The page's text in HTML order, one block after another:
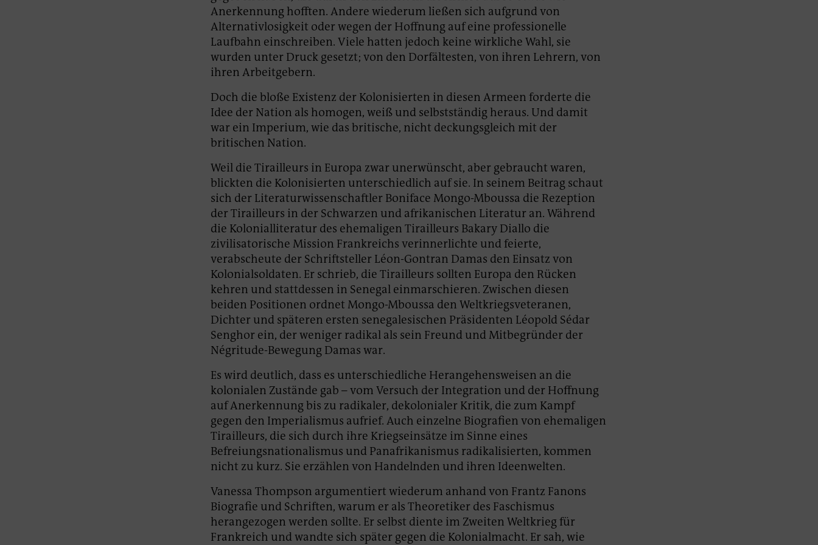
Anerkennung hofften. Andere wiederum ließen sich aufgrund von
Alternativlosigkeit oder wegen der Hoffnung auf eine professionelle
Laufbahn einschreiben. Viele hatten jedoch keine wirkliche Wahl, sie
wurden unter Druck gesetzt; von den Dorfältesten, von ihren Lehrern, von
ihren Arbeitgebern.
Doch die bloße Existenz der Kolonisierten in diesen Armeen forderte die
Idee der Nation als homogen, weiß und selbstständig heraus. Und damit
war ein Imperium, wie das britische, nicht deckungsgleich mit der
britischen Nation.
Weil die Tirailleurs in Europa zwar unerwünscht, aber gebraucht waren,
blickten die Kolonisierten unterschiedlich auf sie. In seinem Beitrag schaut
sich der Literaturwissenschaftler Boniface Mongo-Mboussa die Rezeption
der Tirailleurs in der Schwarzen und afrikanischen Literatur an. Während
die Kolonialliteratur des ehemaligen Tirailleurs Bakary Diallo die
zivilisatorische Mission Frankreichs verinnerlichte und feierte,
verabscheute der Schriftsteller Léon-Gontran Damas den Einsatz von
Kolonialsoldaten. Er schrieb, die Tirailleurs sollten Europa den Rücken
kehren und stattdessen in Senegal einmarschieren. Zwischen diesen
beiden Positionen ordnet Mongo-Mboussa den Weltkriegsveteranen,
Dichter und späteren ersten senegalesischen Präsidenten Léopold Sédar
Senghor ein, der weniger radikal als sein Freund und Mitbegründer der
Négritude-Bewegung Damas war.
Es wird deutlich, dass es unterschiedliche Herangehensweisen an die
kolonialen Zustände gab – vom Versuch der Integration und der Hoffnung
auf Anerkennung bis zu radikaler, dekolonialer Kritik, die zum Kampf
gegen den Imperialismus aufrief. Auch einzelne Biografien von ehemaligen
Tirailleurs, die sich durch ihre Kriegseinsätze im Sinne eines
Befreiungsnationalismus und Panafrikanismus radikalisierten, kommen
nicht zu kurz. Sie erzählen von Handelnden und ihren Ideenwelten.
Vanessa Thompson argumentiert wiederum anhand von Frantz Fanons
Biografie und Schriften, warum er als Theoretiker des Faschismus
herangezogen werden sollte. Er selbst diente im Zweiten Weltkrieg für
Frankreich und wandte sich später gegen die Kolonialmacht. Er sah, wie